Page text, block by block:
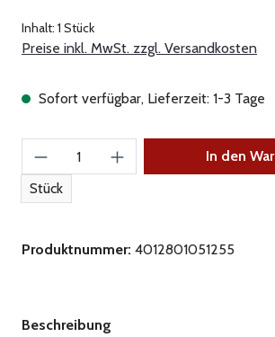
Inhalt: 1 Stück
Preise inkl. MwSt. zzgl. Versandkosten
Sofort verfügbar, Lieferzeit: 1-3 Tage
Produkt Anzahl: Gib den
Stück
In den
Produktnummer: 4012801051255
Beschreibung